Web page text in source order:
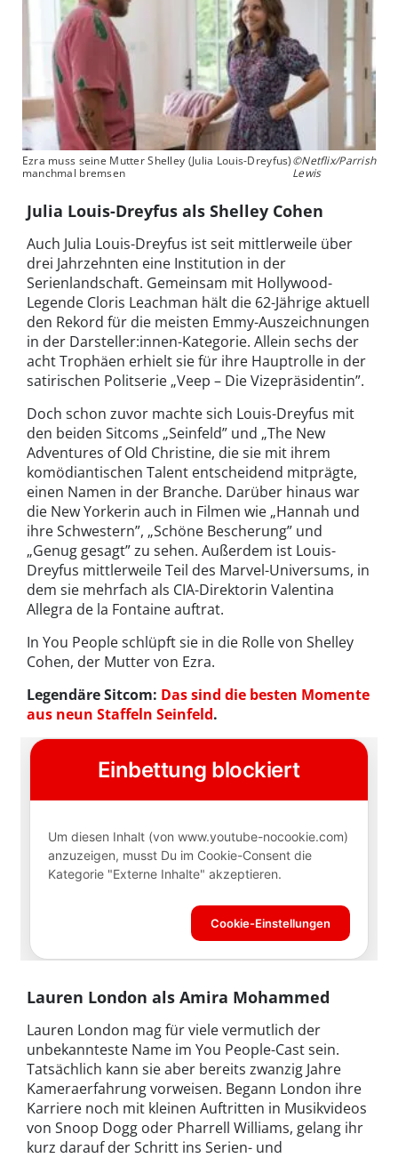
Ezra muss seine Mutter Shelley (Julia Louis-Dreyfus)
manchmal bremsen
©Netflix/Parrish
Lewis
Julia Louis-Dreyfus als Shelley Cohen
Auch Julia Louis-Dreyfus ist seit mittlerweile über
drei Jahrzehnten eine Institution in der
Serienlandschaft. Gemeinsam mit Hollywood-
Legende Cloris Leachman hält die 62-Jährige aktuell
den Rekord für die meisten Emmy-Auszeichnungen
in der Darsteller:innen-Kategorie. Allein sechs der
acht Trophäen erhielt sie für ihre Hauptrolle in der
satirischen Politserie „Veep – Die Vizepräsidentin”.
Doch schon zuvor machte sich Louis-Dreyfus mit
den beiden Sitcoms „Seinfeld” und „The New
Adventures of Old Christine, die sie mit ihrem
komödiantischen Talent entscheidend mitprägte,
einen Namen in der Branche. Darüber hinaus war
die New Yorkerin auch in Filmen wie „Hannah und
ihre Schwestern”, „Schöne Bescherung” und
„Genug gesagt” zu sehen. Außerdem ist Louis-
Dreyfus mittlerweile Teil des Marvel-Universums, in
dem sie mehrfach als CIA-Direktorin Valentina
Allegra de la Fontaine auftrat.
In You People schlüpft sie in die Rolle von Shelley
Cohen, der Mutter von Ezra.
Legendäre Sitcom: Das sind die besten Momente
aus neun Staffeln Seinfeld.
Lauren London als Amira Mohammed
Lauren London mag für viele vermutlich der
unbekannteste Name im You People-Cast sein.
Tatsächlich kann sie aber bereits zwanzig Jahre
Kameraerfahrung vorweisen. Begann London ihre
Karriere noch mit kleinen Auftritten in Musikvideos
von Snoop Dogg oder Pharrell Williams, gelang ihr
kurz darauf der Schritt ins Serien- und